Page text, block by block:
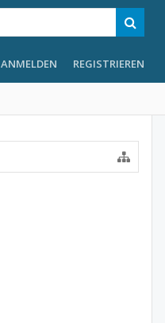
ANMELDEN REGISTRIEREN